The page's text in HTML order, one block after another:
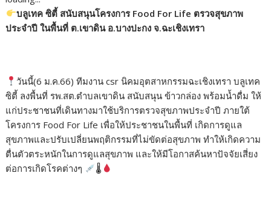
e
b
k
itt
er
k
e
e p
y
k
ar
e
บลูเทค ซิตี้ สนับสนุนโครงการ Food For Life ตรวจสุขภาพ
ประจำปี ในพื้นที่ ต.เขาดิน อ.บางปะกง จ.ฉะเชิงเทรา
วันนี้(6 ม.ค.66) ทีมงาน csr นิคมอุตสาหกรรมฉะเชิงเทรา บลูเทค
ซิตี้ ลงพื้นที่ รพ.สต.ตำบลเขาดิน สนับสนุน ข้าวกล่อง พร้อมน้ำดื่ม ให้
แก่ประชาชนที่เดินทางมาใช้บริการตรวจสุขภาพประจำปี ภายใต้
โครงการ Food For Life เพื่อให้ประชาชนในพื้นที่ เกิดการดูแล
สุขภาพและปรับเปลี่ยนพฤติกรรมที่ไม่ขัดต่อสุขภาพ ทำให้เกิดความ
ตื่นตัวตระหนักในการดูแลสุขภาพ และให้มีโอกาสค้นหาปัจจัยเสี่ยง
ต่อการเกิดโรคต่างๆ
🌡